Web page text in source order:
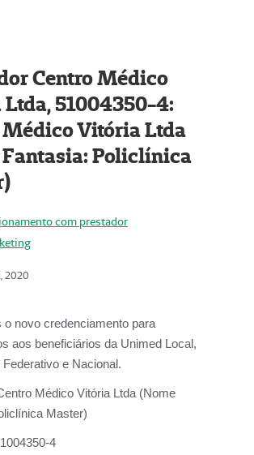
Centro Médico
51004350-4:
Médico Vitória Ltda
Fantasia: Policlínica
com prestador
2020
o novo credenciamento para
aos beneficiários da Unimed Local,
Federativo e Nacional.
Médico Vitória Ltda (Nome
Master)
4